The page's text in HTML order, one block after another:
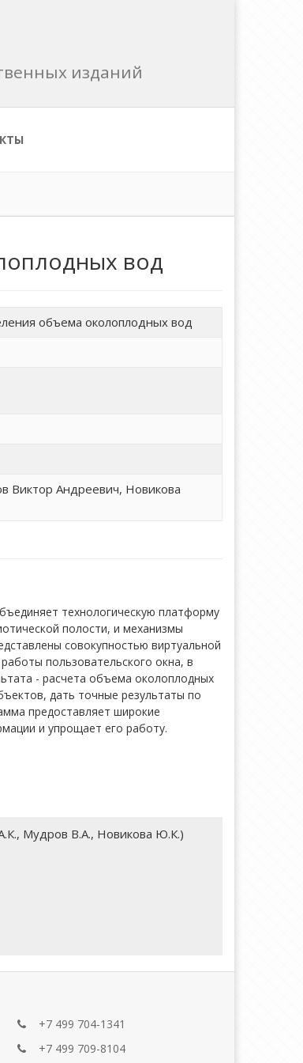
изданий
вод
объема околоплодных вод
Виктор Андреевич, Новикова
технологическую платформу
полости, и механизмы
совокупностью виртуальной
пользовательского окна, в
- расчета объема околоплодных
дать точные результаты по
предоставляет широкие
и упрощает его работу.
Мудров В.А., Новикова Ю.К.)
+7 499 704-1341
+7 499 709-8104